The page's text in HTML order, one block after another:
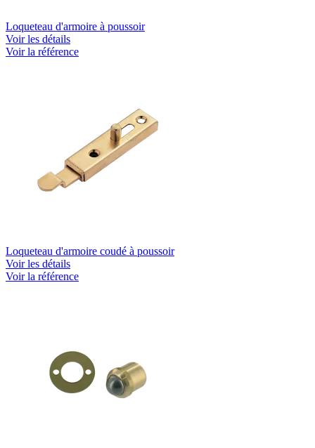
Loqueteau d'armoire à poussoir
Voir les détails
Voir la référence
Loqueteau d'armoire coudé à poussoir
Voir les détails
Voir la référence